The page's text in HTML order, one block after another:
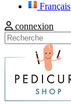
Français
connexion